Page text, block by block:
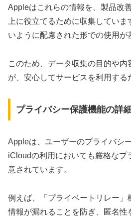
Appleはこれらの情報を、製品改
上に役立てるために収集してい
いように配慮された形での使用が
このため、データ収集の目的や内
が、安心してサービスを利用する
プライバシー保護機能の詳細
Appleは、ユーザーのプライバシ
iCloudの利用においても厳格なプ
意されています。
例えば、「プライベートリレー」
情報が漏れることを防ぎ、匿名性